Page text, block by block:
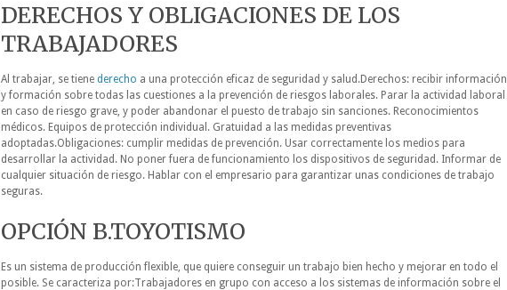
DERECHOS Y OBLIGACIONES DE LOS
TRABAJADORES
Al trabajar, se tiene derecho a una protección eficaz de seguridad y salud.Derechos: recibir información
y formación sobre todas las cuestiones a la prevención de riesgos laborales. Parar la actividad laboral
en caso de riesgo grave, y poder abandonar el puesto de trabajo sin sanciones. Reconocimientos
médicos. Equipos de protección individual. Gratuidad a las medidas preventivas
adoptadas.Obligaciones: cumplir medidas de prevención. Usar correctamente los medios para
desarrollar la actividad. No poner fuera de funcionamiento los dispositivos de seguridad. Informar de
cualquier situación de riesgo. Hablar con el empresario para garantizar unas condiciones de trabajo
seguras.
OPCIÓN B.TOYOTISMO
Es un sistema de producción flexible, que quiere conseguir un trabajo bien hecho y mejorar en todo el
posible. Se caracteriza por:Trabajadores en grupo con acceso a los sistemas de información sobre el